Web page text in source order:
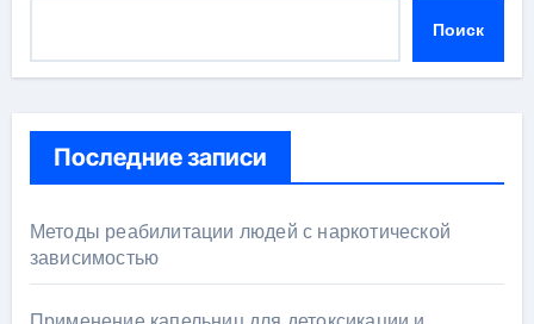
Поиск
Последние записи
Методы реабилитации людей с наркотической
зависимостью